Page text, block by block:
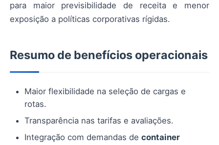
para maior previsibilidade de receita e menor
exposição a políticas corporativas rígidas.
Resumo de benefícios operacionais
Maior flexibilidade na seleção de cargas e
rotas.
Transparência nas tarifas e avaliações.
Integração com demandas de container